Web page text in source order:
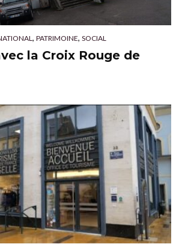
, PATRIMOINE, SOCIAL
la Croix Rouge de